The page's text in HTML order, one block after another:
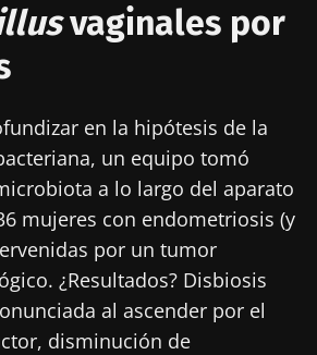
vaginales por
en la hipótesis de la
un equipo tomó
a lo largo del aparato
mujeres con endometriosis (y
por un tumor
¿Resultados? Disbiosis
al ascender por el
disminución de